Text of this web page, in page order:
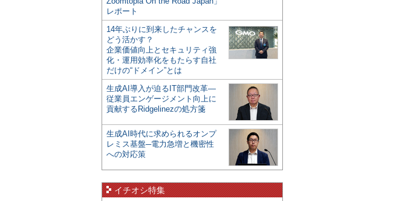
レポート
14年ぶりに到来したチャンスを
どう活かす？
企業価値向上とセキュリティ強
化・運用効率化をもたらす自社
だけの“ドメイン”とは
生成AI導入が迫るIT部門改革―
従業員エンゲージメント向上に
貢献するRidgelinezの処方箋
生成AI時代に求められるオンプ
レミス基盤─電力急増と機密性
への対応策
イチオシ特集